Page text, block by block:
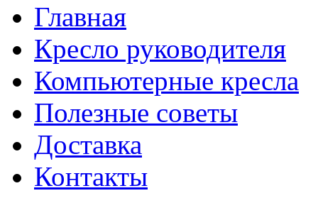
Главная
Кресло руководителя
Компьютерные кресла
Полезные советы
Доставка
Контакты